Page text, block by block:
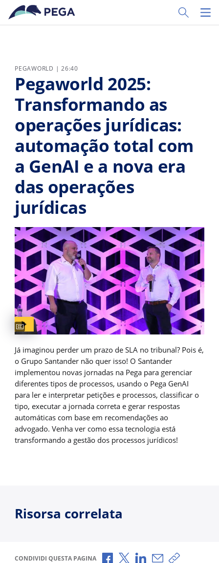
Vai direttamente al contenuto principale
Toggle
PEGAWORLD | 26:40
Pegaworld 2025:
Transformando as
operações jurídicas:
automação total com
a GenAI e a nova era
das operações
jurídicas
Captions available
Já imaginou perder um prazo de SLA no tribunal? Pois é,
o Grupo Santander não quer isso! O Santander
implementou novas jornadas na Pega para gerenciar
diferentes tipos de processos, usando o Pega GenAI
para ler e interpretar petições e processos, classificar o
tipo, executar a jornada correta e gerar respostas
automáticas com base em recomendações ao
advogado. Venha ver como essa tecnologia está
transformando a gestão dos processos jurídicos!
Risorsa correlata
CONDIVIDI QUESTA PAGINA Condividi via Facebook
Condividi via X
Condividi via
Condividi via e-
Copia link